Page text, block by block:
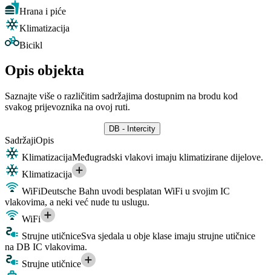
Hrana i piće
Klimatizacija
Bicikl
Opis objekta
Saznajte više o različitim sadržajima dostupnim na brodu kod
svakog prijevoznika na ovoj ruti.
DB - Intercity
SadržajiOpis
KlimatizacijaMeđugradski vlakovi imaju klimatizirane dijelove.
Klimatizacija
WiFiDeutsche Bahn uvodi besplatan WiFi u svojim IC
vlakovima, a neki već nude tu uslugu.
WiFi
Strujne utičniceSva sjedala u obje klase imaju strujne utičnice
na DB IC vlakovima.
Strujne utičnice